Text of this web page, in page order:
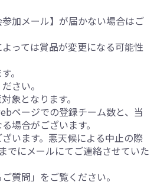
加メール】が届かない場合はご
っては賞品が変更になる可能性
。
さい。
象となります。
ページでの登録チーム数と、当
場合がございます。
います。悪天候による中止の際
でにメールにてご連絡させていた
質問」をご覧ください。